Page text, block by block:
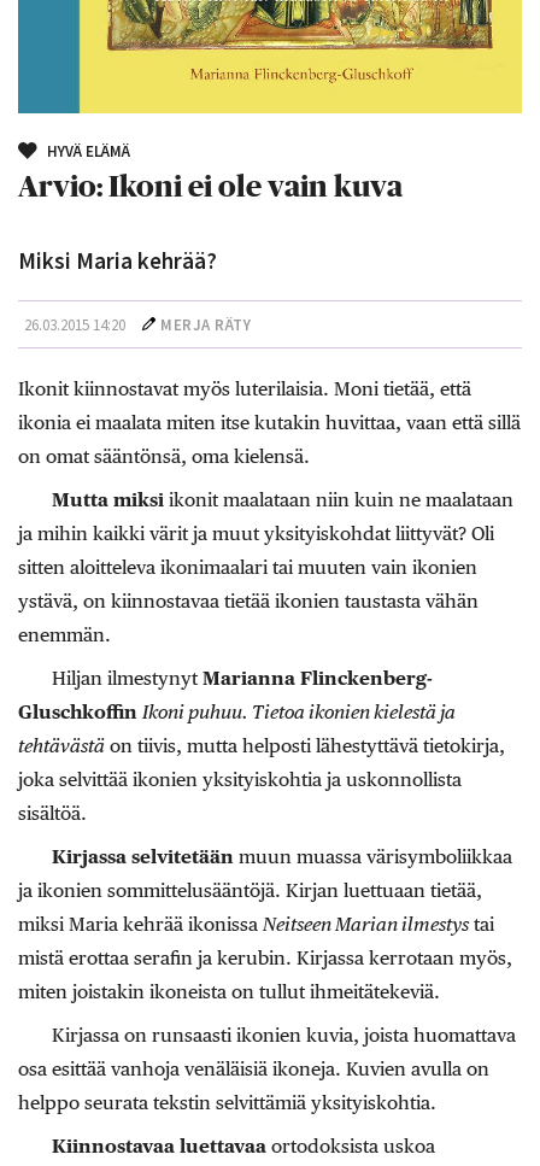
HYVÄ ELÄMÄ
Arvio: Ikoni ei ole vain kuva
Miksi Maria kehrää?
26.03.2015 14:20 MERJA RÄTY
Ikonit kiinnostavat myös luterilaisia. Moni tietää, että
ikonia ei maalata miten itse kutakin huvittaa, vaan että sillä
on omat sääntönsä, oma kielensä.
Mutta miksi ikonit maalataan niin kuin ne maalataan
ja mihin kaikki värit ja muut yksityiskohdat liittyvät? Oli
sitten aloitteleva ikonimaalari tai muuten vain ikonien
ystävä, on kiinnostavaa tietää ikonien taustasta vähän
enemmän.
Hiljan ilmestynyt Marianna Flinckenberg-
Gluschkoffin Ikoni puhuu. Tietoa ikonien kielestä ja
tehtävästä on tiivis, mutta helposti lähestyttävä tietokirja,
joka selvittää ikonien yksityiskohtia ja uskonnollista
sisältöä.
Kirjassa selvitetään muun muassa värisymboliikkaa
ja ikonien sommittelusääntöjä. Kirjan luettuaan tietää,
miksi Maria kehrää ikonissa Neitseen Marian ilmestystai
mistä erottaa serafin ja kerubin. Kirjassa kerrotaan myös,
miten joistakin ikoneista on tullut ihmeitätekeviä.
Kirjassa on runsaasti ikonien kuvia, joista huomattava
osa esittää vanhoja venäläisiä ikoneja. Kuvien avulla on
helppo seurata tekstin selvittämiä yksityiskohtia.
Kiinnostavaa luettavaa ortodoksista uskoa